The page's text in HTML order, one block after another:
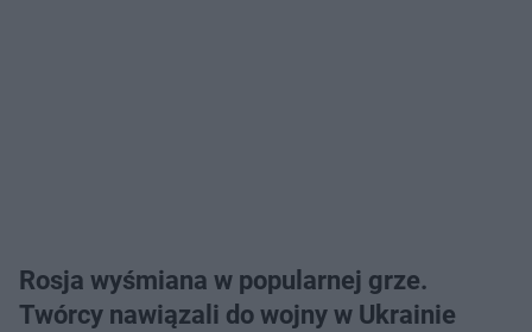
Rosja wyśmiana w popularnej grze.
Twórcy nawiązali do wojny w Ukrainie